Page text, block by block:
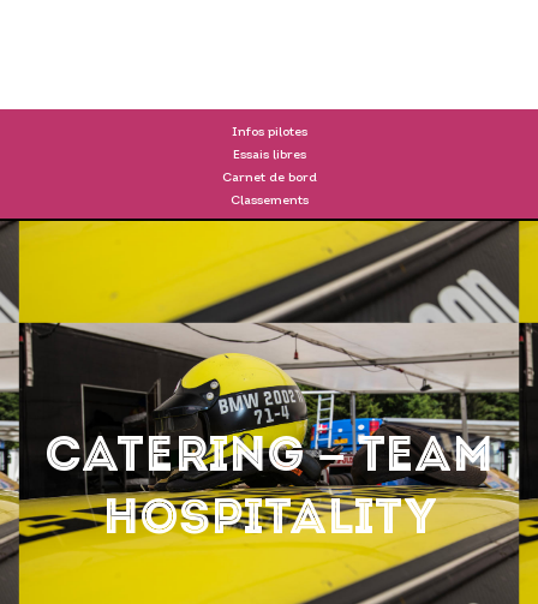
Infos pilotes
Essais libres
Carnet de bord
Classements
Catering – Team
Hospitality